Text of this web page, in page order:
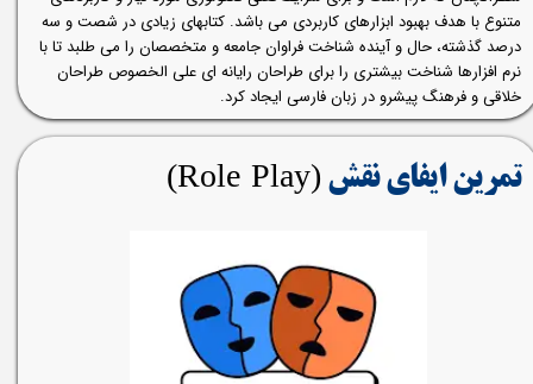
متنوع با هدف بهبود ابزارهای کاربردی می باشد. کتابهای زیادی در شصت و سه
درصد گذشته، حال و آینده شناخت فراوان جامعه و متخصصان را می طلبد تا با
نرم افزارها شناخت بیشتری را برای طراحان رایانه ای علی الخصوص طراحان
خلاقی و فرهنگ پیشرو در زبان فارسی ایجاد کرد.
تمرین ایفای نقش (Role Play)​​​​​​​